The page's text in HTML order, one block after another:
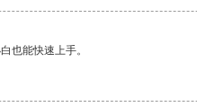
也能快速上手。